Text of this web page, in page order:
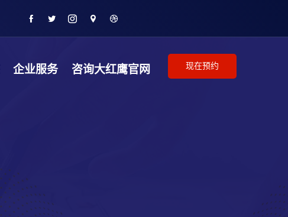
企业服务 咨询大红鹰官网 现在预约